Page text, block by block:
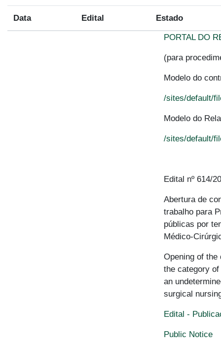
Data Edital
Estado
PORTAL DO
(para
Modelo do
/sites/default/
Modelo do
/sites/default/
Edital nº 614/
Abertura de
trabalho para
públicas por
Médico-
Opening of
the category
an
surgical
Edital -
Public Notice